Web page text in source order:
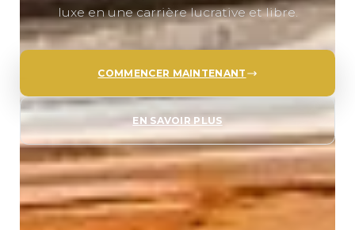
luxe en une carrière lucrative et libre.
COMMENCER MAINTENANT
EN SAVOIR PLUS